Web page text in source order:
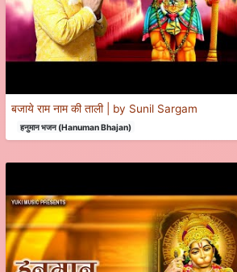
बजाये राम नाम की ताली | by Sunil Sargam
हनुमान भजन (Hanuman Bhajan)